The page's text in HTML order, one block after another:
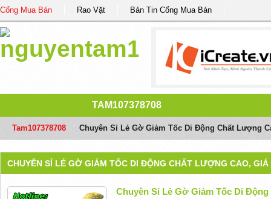
Cổng Mua Bán Rao Vặt Bản Tin Cổng Mua Bán
TAM107378708
Tam107378708 Chuyên Sỉ Lẻ Gờ Giảm Tốc Di Động Chất Lượng
CHUYÊN SỈ LẺ GỜ GIẢM TỐC DI ĐỘNG CHẤT LƯỢNG CAO, GIÁ
Chuyên Sỉ Lẻ Gờ Giảm Tốc Di